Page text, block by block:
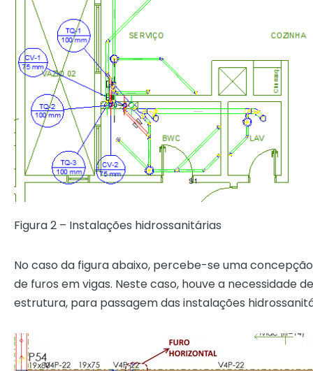
Figura 2 – Instalações hidrossanitárias
No caso da figura abaixo, percebe-se uma
de furos em vigas. Neste caso, houve a necessidade
estrutura, para passagem das instalações